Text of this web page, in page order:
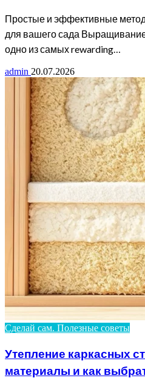
Простые и эффективные
для вашего сада
одно из самых rewarding…
admin 20.07.2026
Сделай сам. Полезные советы
Утепление каркасных
материалы и как